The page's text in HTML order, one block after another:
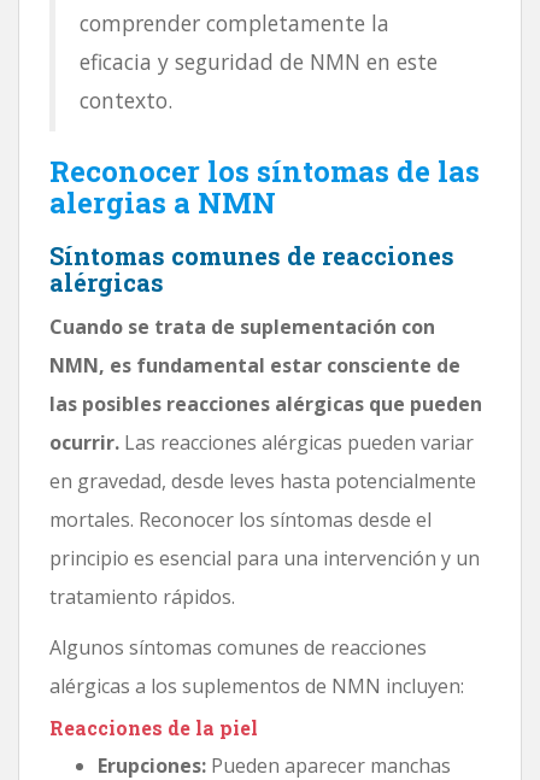
comprender completamente la
eficacia y seguridad de NMN en este
contexto.
Reconocer los síntomas de las
alergias a NMN
Síntomas comunes de reacciones
alérgicas
Cuando se trata de suplementación con
NMN, es fundamental estar consciente de
las posibles reacciones alérgicas que pueden
ocurrir. Las reacciones alérgicas pueden variar
en gravedad, desde leves hasta potencialmente
mortales. Reconocer los síntomas desde el
principio es esencial para una intervención y un
tratamiento rápidos.
Algunos síntomas comunes de reacciones
alérgicas a los suplementos de NMN incluyen:
Reacciones de la piel
Erupciones: Pueden aparecer manchas